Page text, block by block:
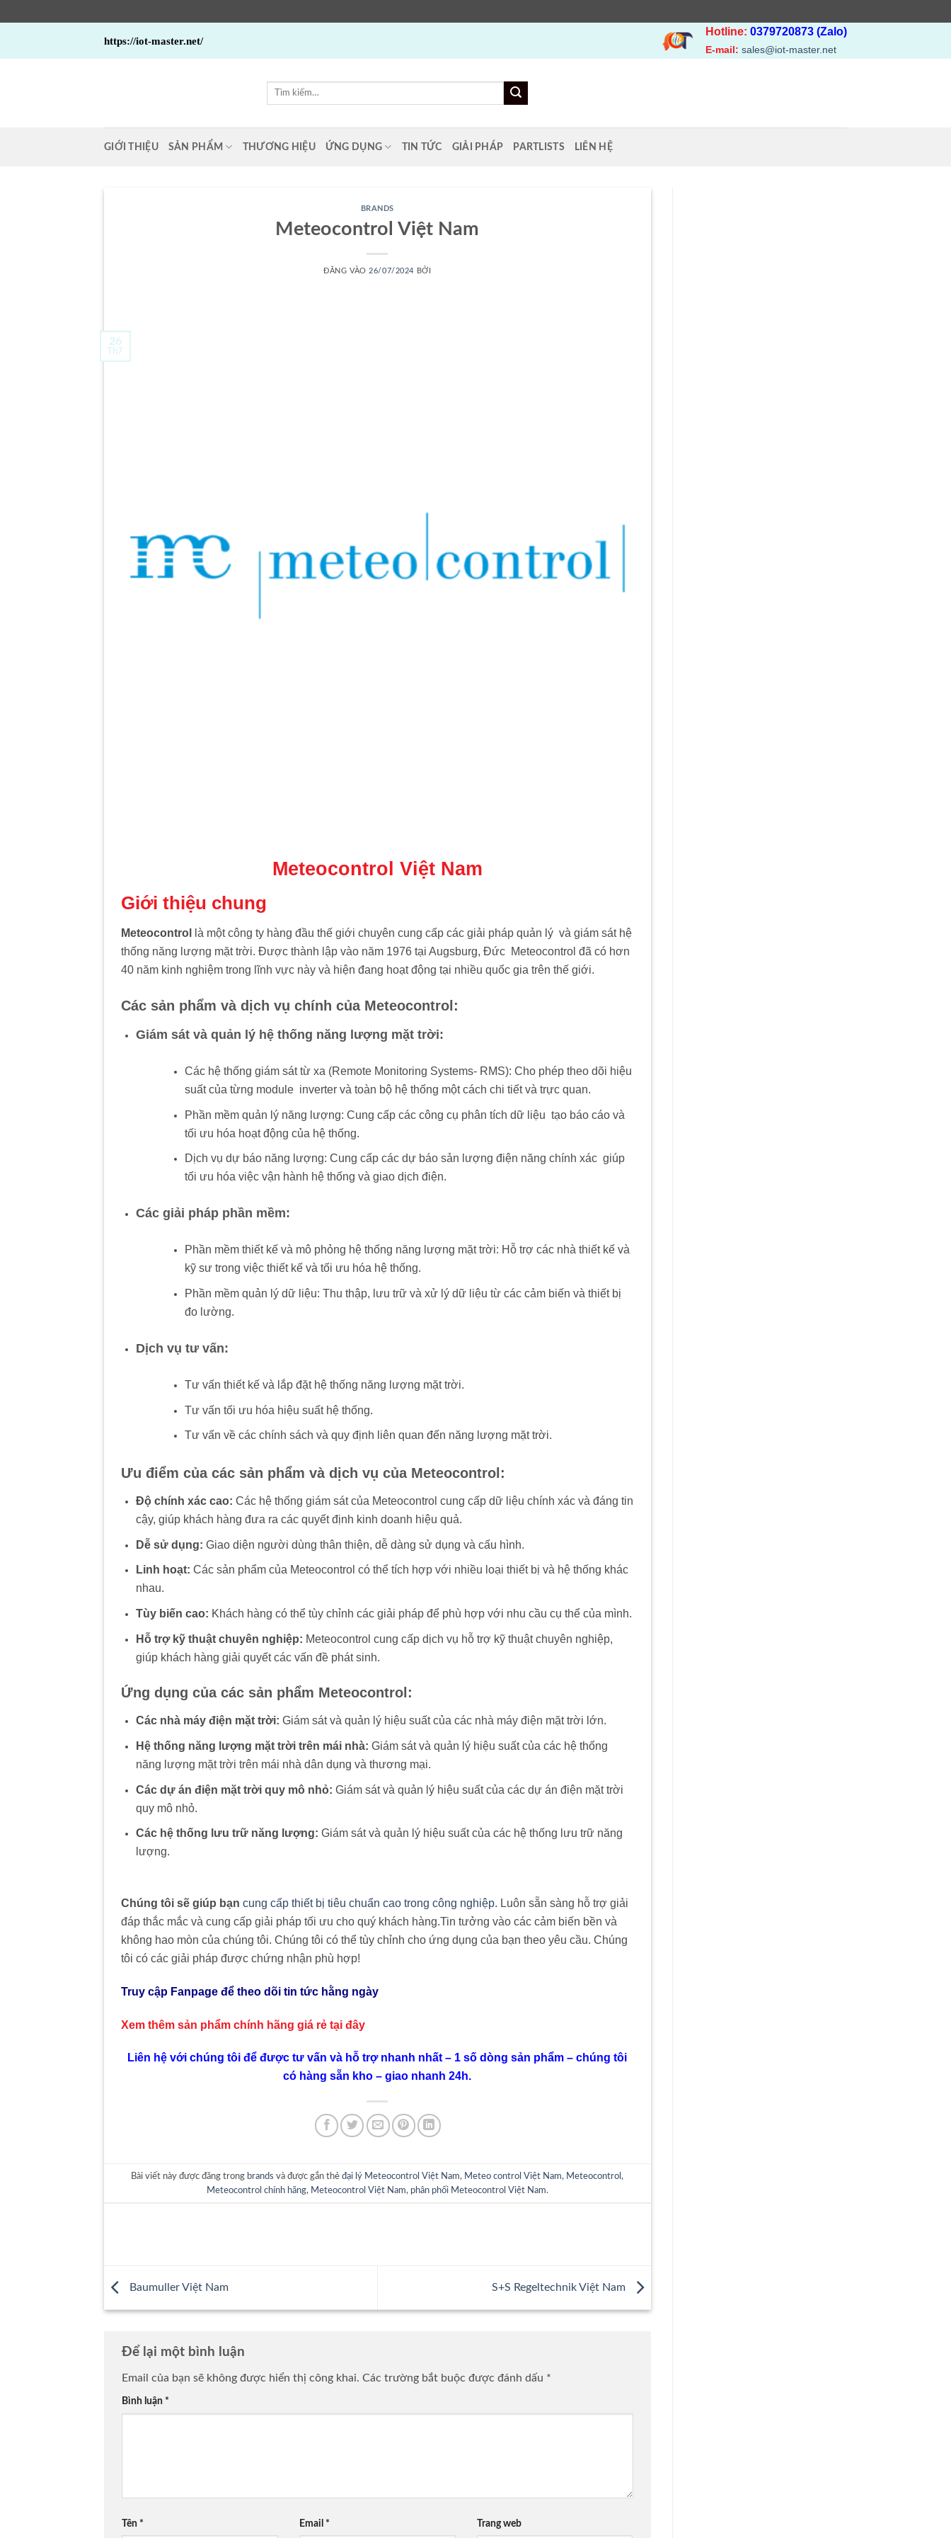
https://iot-master.net/
Hotline: 0379720873 (Zalo)
E-mail: sales@iot-master.net
Tìm
GIỚI THIỆU SẢN PHẨM THƯƠNG HIỆU ỨNG DỤNG TIN TỨC GIẢI PHÁP PARTLISTS LIÊN HỆ
BRANDS
Meteocontrol Việt Nam
ĐĂNG VÀO 26/07/2024 BỞI
26
Th7
Meteocontrol Việt Nam
Giới thiệu chung
Meteocontrol là một công ty hàng đầu thế giới chuyên cung cấp các giải pháp quản lý và giám sát hệ
thống năng lượng mặt trời. Được thành lập vào năm 1976 tại Augsburg, Đức Meteocontrol đã có hơn
40 năm kinh nghiệm trong lĩnh vực này và hiện đang hoạt động tại nhiều quốc gia trên thế giới.
Các sản phẩm và dịch vụ chính của Meteocontrol:
Giám sát và quản lý hệ thống năng lượng mặt trời:
Các hệ thống giám sát từ xa (Remote Monitoring Systems- RMS): Cho phép theo dõi hiệu
suất của từng module. inverter và toàn bộ hệ thống một cách chi tiết và trực quan.
Phần mềm quản lý năng lượng: Cung cấp các công cụ phân tích dữ liệu tạo báo cáo và
tối ưu hóa hoạt động của hệ thống.
Dịch vụ dự báo năng lượng: Cung cấp các dự báo sản lượng điện năng chính xác. giúp
tối ưu hóa việc vận hành hệ thống và giao dịch điện.
Các giải pháp phần mềm:
Phần mềm thiết kế và mô phỏng hệ thống năng lượng mặt trời: Hỗ trợ các nhà thiết kế và
kỹ sư trong việc thiết kế và tối ưu hóa hệ thống.
Phần mềm quản lý dữ liệu: Thu thập, lưu trữ và xử lý dữ liệu từ các cảm biến và thiết bị
đo lường.
Dịch vụ tư vấn:
Tư vấn thiết kế và lắp đặt hệ thống năng lượng mặt trời.
Tư vấn tối ưu hóa hiệu suất hệ thống.
Tư vấn về các chính sách và quy định liên quan đến năng lượng mặt trời.
Ưu điểm của các sản phẩm và dịch vụ của Meteocontrol:
Độ chính xác cao: Các hệ thống giám sát của Meteocontrol cung cấp dữ liệu chính xác và đáng tin
cậy, giúp khách hàng đưa ra các quyết định kinh doanh hiệu quả.
Dễ sử dụng: Giao diện người dùng thân thiện, dễ dàng sử dụng và cấu hình.
Linh hoạt: Các sản phẩm của Meteocontrol có thể tích hợp với nhiều loại thiết bị và hệ thống khác
nhau.
Tùy biến cao: Khách hàng có thể tùy chỉnh các giải pháp để phù hợp với nhu cầu cụ thể của mình.
Hỗ trợ kỹ thuật chuyên nghiệp: Meteocontrol cung cấp dịch vụ hỗ trợ kỹ thuật chuyên nghiệp,
giúp khách hàng giải quyết các vấn đề phát sinh.
Ứng dụng của các sản phẩm Meteocontrol:
Các nhà máy điện mặt trời: Giám sát và quản lý hiệu suất của các nhà máy điện mặt trời lớn.
Hệ thống năng lượng mặt trời trên mái nhà: Giám sát và quản lý hiệu suất của các hệ thống
năng lượng mặt trời trên mái nhà dân dụng và thương mại.
Các dự án điện mặt trời quy mô nhỏ: Giám sát và quản lý hiệu suất của các dự án điện mặt trời
quy mô nhỏ.
Các hệ thống lưu trữ năng lượng: Giám sát và quản lý hiệu suất của các hệ thống lưu trữ năng
lượng.
Chúng tôi sẽ giúp bạn cung cấp thiết bị tiêu chuẩn cao trong công nghiệp. Luôn sẵn sàng hỗ trợ giải
đáp thắc mắc và cung cấp giải pháp tối ưu cho quý khách hàng.Tin tưởng vào các cảm biến bền và
không hao mòn của chúng tôi. Chúng tôi có thể tùy chỉnh cho ứng dụng của bạn theo yêu cầu. Chúng
tôi có các giải pháp được chứng nhận phù hợp!
Truy cập Fanpage để theo dõi tin tức hằng ngày
Xem thêm sản phẩm chính hãng giá rẻ tại đây
Liên hệ với chúng tôi để được tư vấn và hỗ trợ nhanh nhất – 1 số dòng sản phẩm – chúng tôi
có hàng sẵn kho – giao nhanh 24h.
Bài viết này được đăng trong brands và được gắn thẻđại lý Meteocontrol Việt Nam, Meteo control Việt Nam, Meteocontrol ,
Meteocontrol chính hãng, Meteocontrol Việt Nam, phân phối Meteocontrol Việt Nam.
Baumuller Việt Nam S+S Regeltechnik Việt Nam
Để lại một bình luận
Email của bạn sẽ không được hiển thị công khai. Các trường bắt buộc được đánh dấu *
Bình luận *
Tên * Email * Trang web